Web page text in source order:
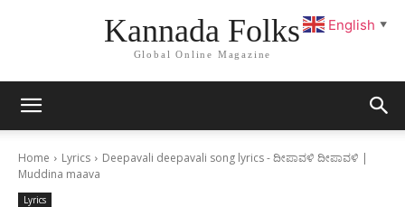
Kannada Folks
Global Online Magazine
Home Lyrics
Deepavali deepavali song lyrics - ದೀಪಾವಳಿ ದೀಪಾವಳಿ |
Muddina maava
Lyrics
English ▼